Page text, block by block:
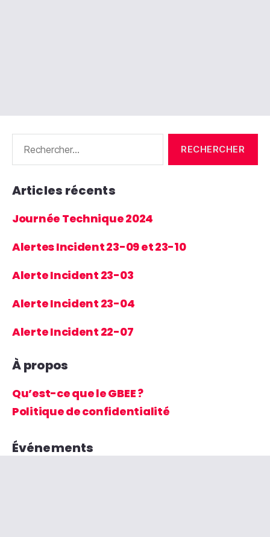
Articles récents
Journée Technique 2024
Alertes Incident 23-09 et 23-10
Alerte Incident 23-03
Alerte Incident 23-04
Alerte Incident 22-07
À propos
Qu’est-ce que le GBEE ?
Politique de confidentialité
Événements